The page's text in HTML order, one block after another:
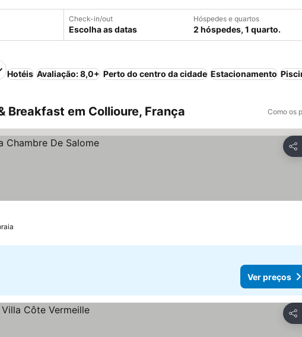
Check-in/out
Escolha as datas
Hóspedes e quartos
2 hóspedes, 1 quarto.
Hotéis Avaliação: 8,0+ Perto do centro da cidade Estacionamento
Breakfast em Collioure, França Como os
Ver preços